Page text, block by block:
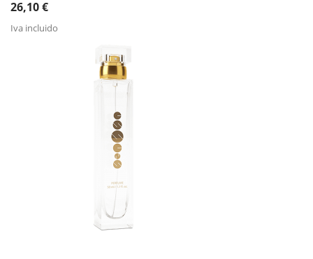
26,10€
Iva incluido